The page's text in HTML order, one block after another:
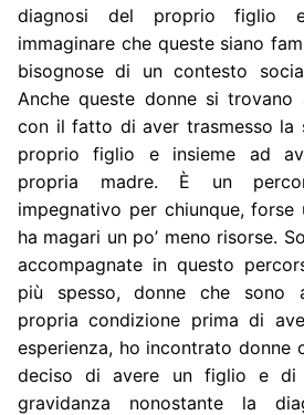
diagnosi del proprio figlio
immaginare che queste siano
bisognose di un contesto
Anche queste donne si
con il fatto di aver trasmesso la
proprio figlio e insieme ad
propria madre. È un
impegnativo per chiunque, forse
ha magari un po’ meno risorse.
accompagnate in questo
più spesso, donne che sono
propria condizione prima di
esperienza, ho incontrato donne
deciso di avere un figlio e di
gravidanza nonostante la